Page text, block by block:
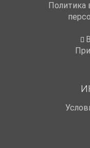
Политика